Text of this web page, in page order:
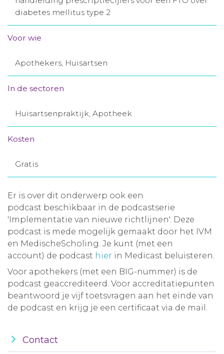
Aanmelden nieuwsbrief
Toegang leeromgeving
diabetes mellitus type 2
Voor wie
Apothekers, Huisartsen
In de sectoren
Huisartsenpraktijk, Apotheek
Kosten
Gratis
Er is over dit onderwerp ook een
podcast beschikbaar in de podcastserie
'Implementatie van nieuwe richtlijnen'. Deze
podcast is mede mogelijk gemaakt door het IVM
en MedischeScholing. Je kunt (met een
account) de podcast hier in Medicast beluisteren.
Voor apothekers (met een BIG-nummer) is de
podcast geaccrediteerd. Voor accreditatiepunten
beantwoord je vijf toetsvragen aan het einde van
de podcast en krijg je een certificaat via de mail.
Contact